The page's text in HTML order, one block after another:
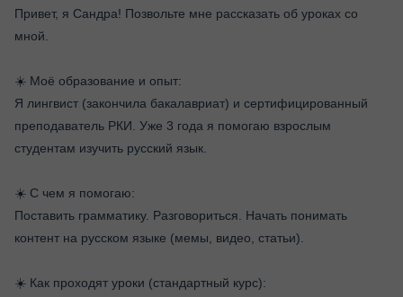
Привет, я Сандра! Позвольте мне рассказать об уроках со
мной.
☀️ Моё образование и опыт:
Я лингвист (закончила бакалавриат) и сертифицированный
преподаватель РКИ. Уже 3 года я помогаю взрослым
студентам изучить русский язык.
☀️ С чем я помогаю:
Поставить грамматику. Разговориться. Начать понимать
контент на русском языке (мемы, видео, статьи).
☀️ Как проходят уроки (стандартный курс):